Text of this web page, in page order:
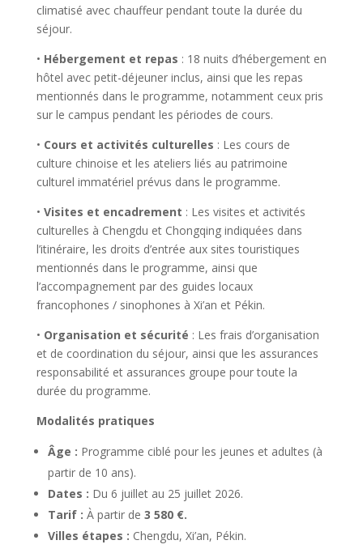
climatisé avec chauffeur pendant toute la durée du
séjour.
• Hébergement et repas : 18 nuits d’hébergement en
hôtel avec petit-déjeuner inclus, ainsi que les repas
mentionnés dans le programme, notamment ceux pris
sur le campus pendant les périodes de cours.
• Cours et activités culturelles : Les cours de
culture chinoise et les ateliers liés au patrimoine
culturel immatériel prévus dans le programme.
• Visites et encadrement : Les visites et activités
culturelles à Chengdu et Chongqing indiquées dans
l’itinéraire, les droits d’entrée aux sites touristiques
mentionnés dans le programme, ainsi que
l’accompagnement par des guides locaux
francophones / sinophones à Xi’an et Pékin.
• Organisation et sécurité : Les frais d’organisation
et de coordination du séjour, ainsi que les assurances
responsabilité et assurances groupe pour toute la
durée du programme.
Modalités pratiques
Âge : Programme ciblé pour les jeunes et adultes (à
partir de 10 ans).
Dates : Du 6 juillet au 25 juillet 2026.
Tarif : À partir de 3 580 €.
Villes étapes : Chengdu, Xi’an, Pékin.